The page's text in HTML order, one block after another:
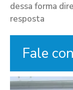
dessa forma
resposta
Fale